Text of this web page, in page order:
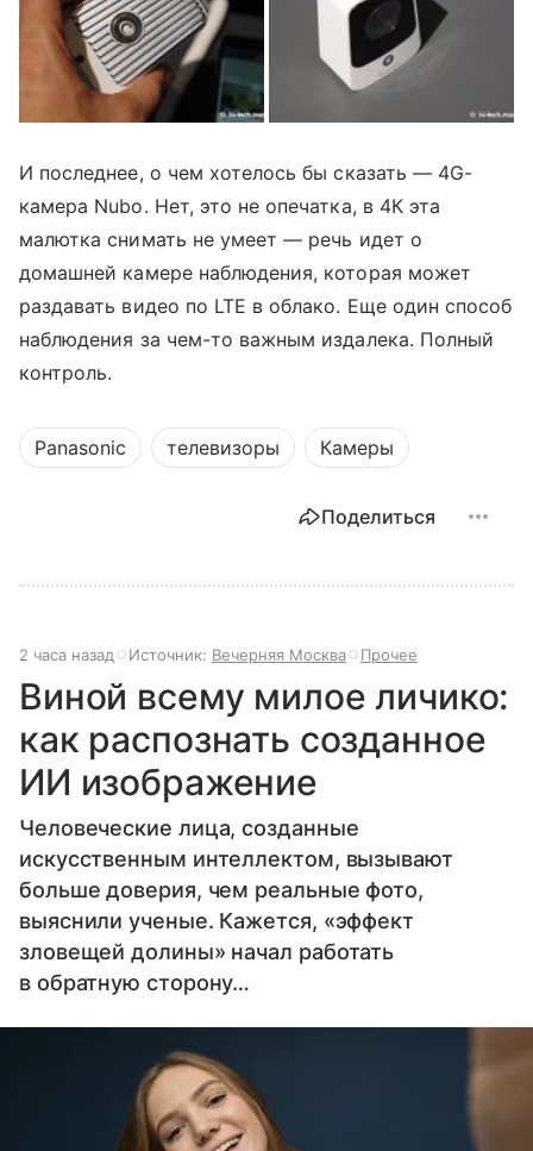
И последнее, о чем хотелось бы сказать — 4G-
камера Nubo. Нет, это не опечатка, в 4К эта
малютка снимать не умеет — речь идет о
домашней камере наблюдения, которая может
раздавать видео по LTE в облако. Еще один способ
наблюдения за чем-то важным издалека. Полный
контроль.
Panasonic телевизоры Камеры
Поделиться
2 часа назад Источник: Вечерняя Москва Прочее
Виной всему милое личико:
как распознать созданное
ИИ изображение
Человеческие лица, созданные
искусственным интеллектом, вызывают
больше доверия, чем реальные фото,
выяснили ученые. Кажется, «эффект
зловещей долины» начал работать
в обратную сторону…